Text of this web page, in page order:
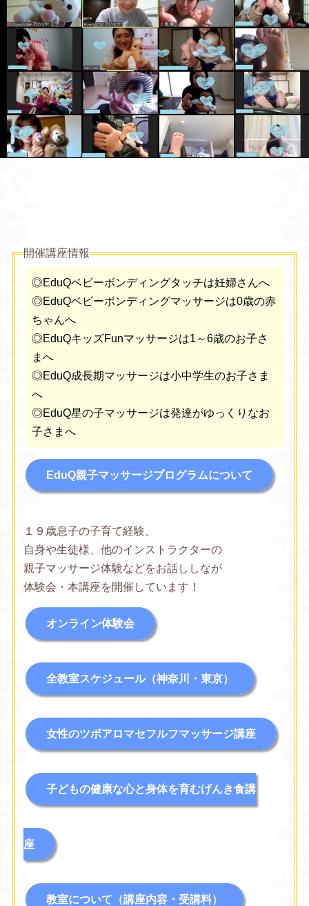
開催講座情報
◎EduQベビーボンディングタッチは妊婦さんへ
◎EduQベビーボンディングマッサージは0歳の赤
ちゃんへ
◎EduQキッズFunマッサージは1～6歳のお子さ
まへ
◎EduQ成長期マッサージは小中学生のお子さま
へ
◎EduQ星の子マッサージは発達がゆっくりなお
子さまへ
EduQ親子マッサージプログラムについて
１９歳息子の子育て経験、
自身や生徒様、他のインストラクターの
親子マッサージ体験などをお話ししなが
体験会・本講座を開催しています！
オンライン体験会
全教室スケジュール（神奈川・東京）
女性のツボアロマセフルフマッサージ講座
子どもの健康な心と身体を育むげんき食講
座
教室について（講座内容・受講料）